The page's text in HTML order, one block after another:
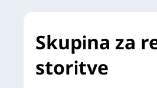
Skupina za
storitve